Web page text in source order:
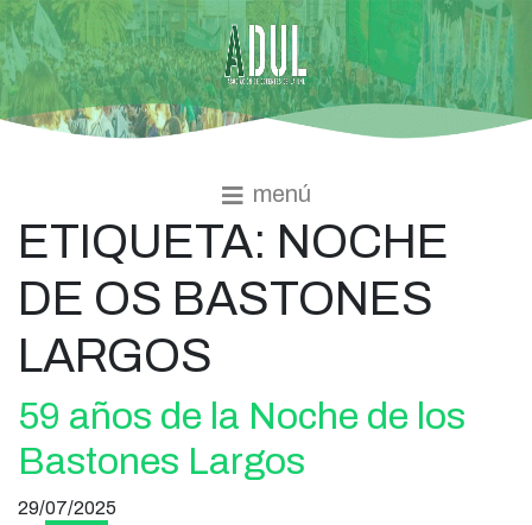
menú
ETIQUETA: NOCHE
DE OS BASTONES
LARGOS
59 años de la Noche de los
Bastones Largos
29/07/2025